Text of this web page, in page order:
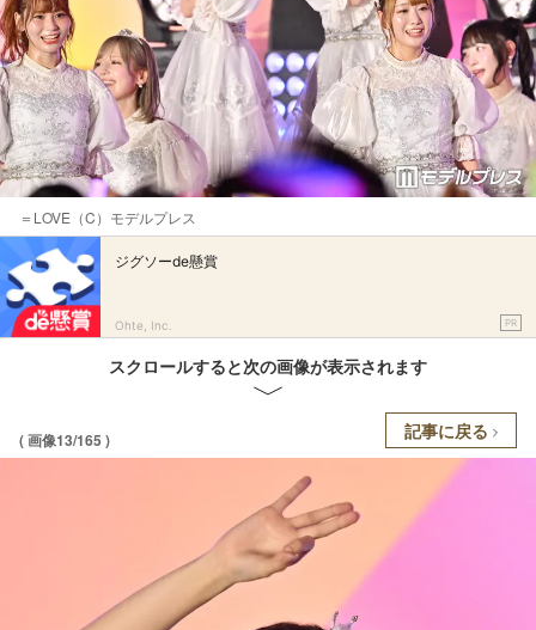
＝LOVE（C）モデルプレス
ジグソーde懸賞
Ohte, Inc. PR
スクロールすると次の画像が表示されます
( 画像13/165 ) 記事に戻る